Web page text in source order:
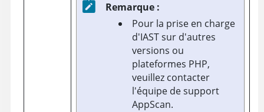
Remarque :
Pour la prise en charge
d'IAST sur d'autres
versions ou
plateformes PHP,
veuillez contacter
l'équipe de support
AppScan.